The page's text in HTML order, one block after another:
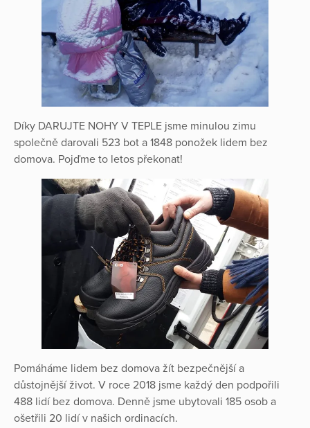
Díky DARUJTE NOHY V TEPLE jsme minulou zimu
společně darovali 523 bot a 1848 ponožek lidem bez
domova. Pojďme to letos překonat!
Pomáháme lidem bez domova žít bezpečnější a
důstojnější život. V roce 2018 jsme každý den podpořili
488 lidí bez domova. Denně jsme ubytovali 185 osob a
ošetřili 20 lidí v našich ordinacích.